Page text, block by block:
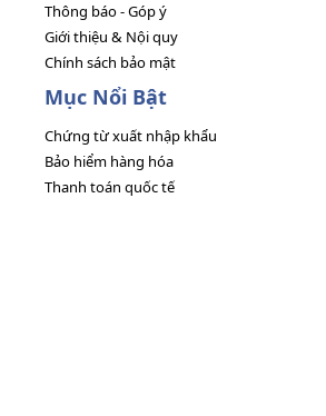
Thông báo - Góp ý
Giới thiệu & Nội quy
Chính sách bảo mật
Mục Nổi Bật
Chứng từ xuất nhập khẩu
Bảo hiểm hàng hóa
Thanh toán quốc tế